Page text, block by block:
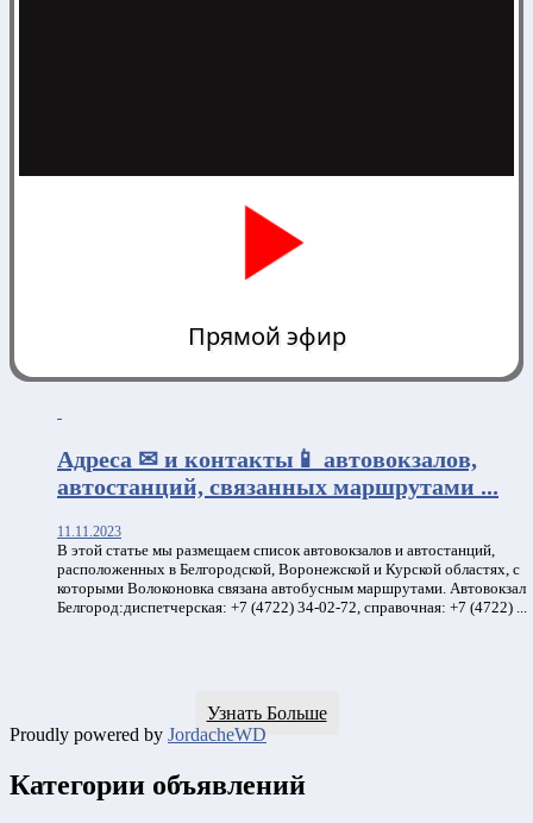
Прямой эфир
Адреса ✉ и контакты📱 автовокзалов,
автостанций, связанных маршрутами ...
11.11.2023
В этой статье мы размещаем список автовокзалов и автостанций,
расположенных в Белгородской, Воронежской и Курской областях, с
которыми Волоконовка связана автобусным маршрутами. Автовокзал
Белгород:диспетчерская: +7 (4722) 34-02-72, справочная: +7 (4722) ...
Узнать Больше
Proudly powered by JordacheWD
Категории объявлений